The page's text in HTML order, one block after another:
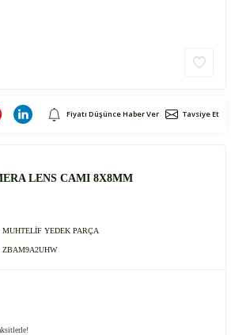
Fiyatı Düşünce Haber Ver Tavsiye Et
LENS CAMI 8X8MM
MUHTELİF YEDEK PARÇA
ZBAM9A2UHW